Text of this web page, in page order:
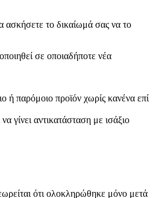
ασκήσετε το δικαίωμά σας να το
σε οποιαδήποτε νέα
ή παρόμοιο προϊόν χωρίς κανένα επί
γίνει αντικατάσταση με ισάξιο
ότι ολοκληρώθηκε μόνο μετά